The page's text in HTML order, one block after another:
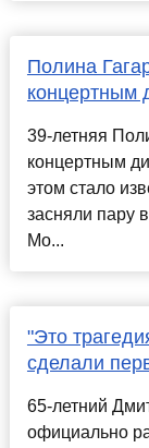
Полина
концертным
39-летняя
концертным
этом стало
засняли пару
Мо...
"Это
сделали
65-летний
официально